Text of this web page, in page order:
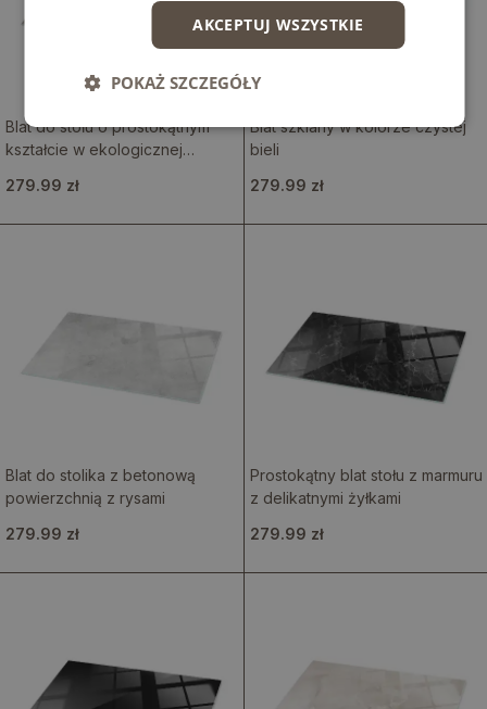
Blat do stołu o prostokątnym
kształcie w ekologicznej
279.99 zł
Blat szklany w kolorze czystej
bieli
279.99 zł
Blat do stolika z betonową
powierzchnią z rysami
279.99 zł
Prostokątny blat stołu z marmuru
z delikatnymi żyłkami
279.99 zł
AKCEPTUJ WSZYSTKIE
POKAŻ SZCZEGÓŁY